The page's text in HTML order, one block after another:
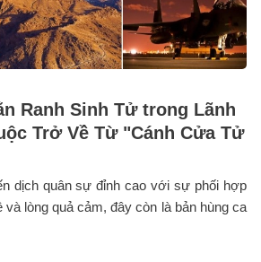
Ranh Sinh Tử trong Lãnh
Trở Về Từ "Cánh Cửa Tử
dịch quân sự đỉnh cao với sự phối hợp
và lòng quả cảm, đây còn là bản hùng ca